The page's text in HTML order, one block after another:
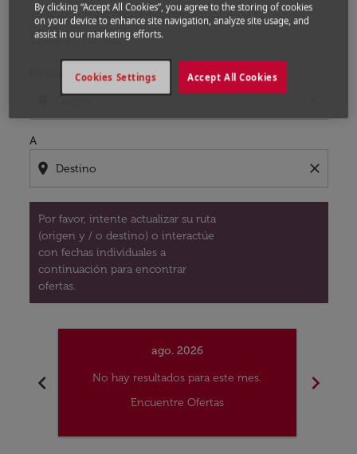
vuelo desde Helsinki a Fort
Lauderdale
A
location_on close
Por favor, intente actualizar su ruta
(origen y / o destino) o interactúe
con fechas individuales a
continuación para encontrar
ofertas.
chevron_left
ago. 2026
No hay resultados para este mes.
Encuentre Ofertas
chevron_right
By clicking “Accept All Cookies”, you agree to the storing of cookies
on your device to enhance site navigation, analyze site usage, and
assist in our marketing efforts.
Accept All Cookies
Cookies Settings